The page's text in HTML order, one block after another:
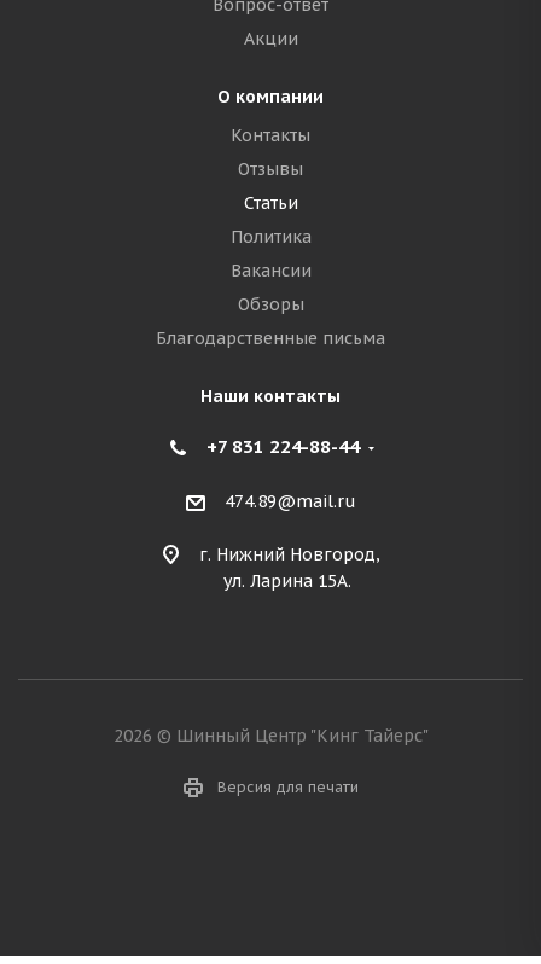
Вопрос-ответ
Акции
О компании
Контакты
Отзывы
Статьи
Политика
Вакансии
Обзоры
Благодарственные письма
Наши контакты
+7 831 224-88-44
474.89@mail.ru
г. Нижний Новгород,
ул. Ларина 15А.
2026 © Шинный Центр "Кинг Тайерс"
Версия для печати